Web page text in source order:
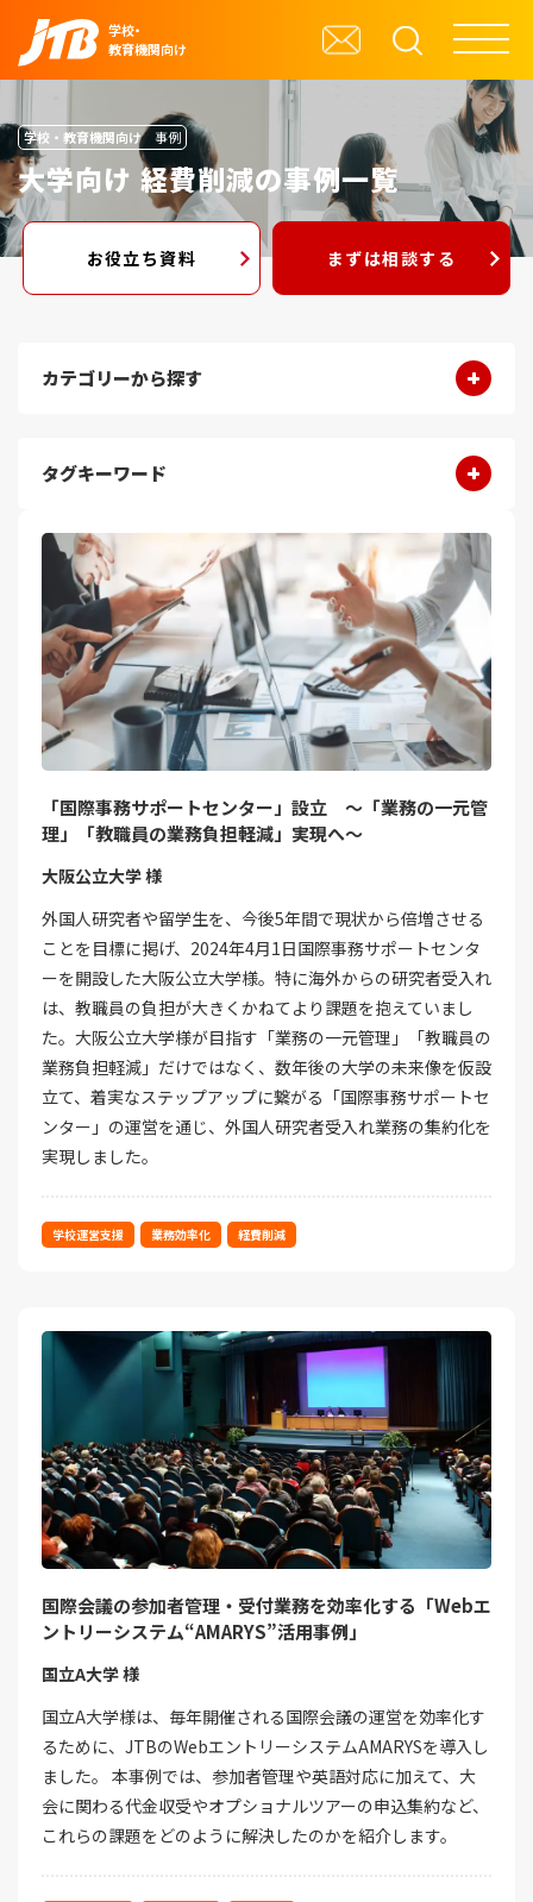
学校・
教育機関向け
学校・教育機関向け 事例
大学向け 経費削減の事例一覧
お役立ち資料 まずは相談する
カテゴリーから探す
タグキーワード
「国際事務サポートセンター」設立 ～「業務の一元管
理」「教職員の業務負担軽減」実現へ～
大阪公立大学 様
外国人研究者や留学生を、今後5年間で現状から倍増させる
ことを目標に掲げ、2024年4月1日国際事務サポートセンタ
ーを開設した大阪公立大学様。特に海外からの研究者受入れ
は、教職員の負担が大きくかねてより課題を抱えていまし
た。大阪公立大学様が目指す「業務の一元管理」「教職員の
業務負担軽減」だけではなく、数年後の大学の未来像を仮設
立て、着実なステップアップに繋がる「国際事務サポートセ
ンター」の運営を通じ、外国人研究者受入れ業務の集約化を
実現しました。
学校運営支援 業務効率化 経費削減
国際会議の参加者管理・受付業務を効率化する「Webエ
ントリーシステム“AMARYS”活用事例」
国立A大学 様
国立A大学様は、毎年開催される国際会議の運営を効率化す
るために、JTBのWebエントリーシステムAMARYSを導入し
ました。 本事例では、参加者管理や英語対応に加えて、大
会に関わる代金収受やオプショナルツアーの申込集約など、
これらの課題をどのように解決したのかを紹介します。